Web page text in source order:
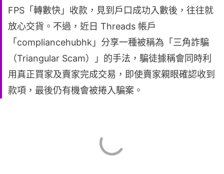
FPS「轉數快」收款，見到戶口成功入數後，往往就
放心交貨。不過，近日 Threads 帳戶
「compliancehubhk」分享一種被稱為「三角詐騙
（Triangular Scam）」的手法，騙徒據稱會同時利
用真正買家及賣家完成交易，即使賣家親眼確認收到
款項，最後仍有機會被捲入騙案。